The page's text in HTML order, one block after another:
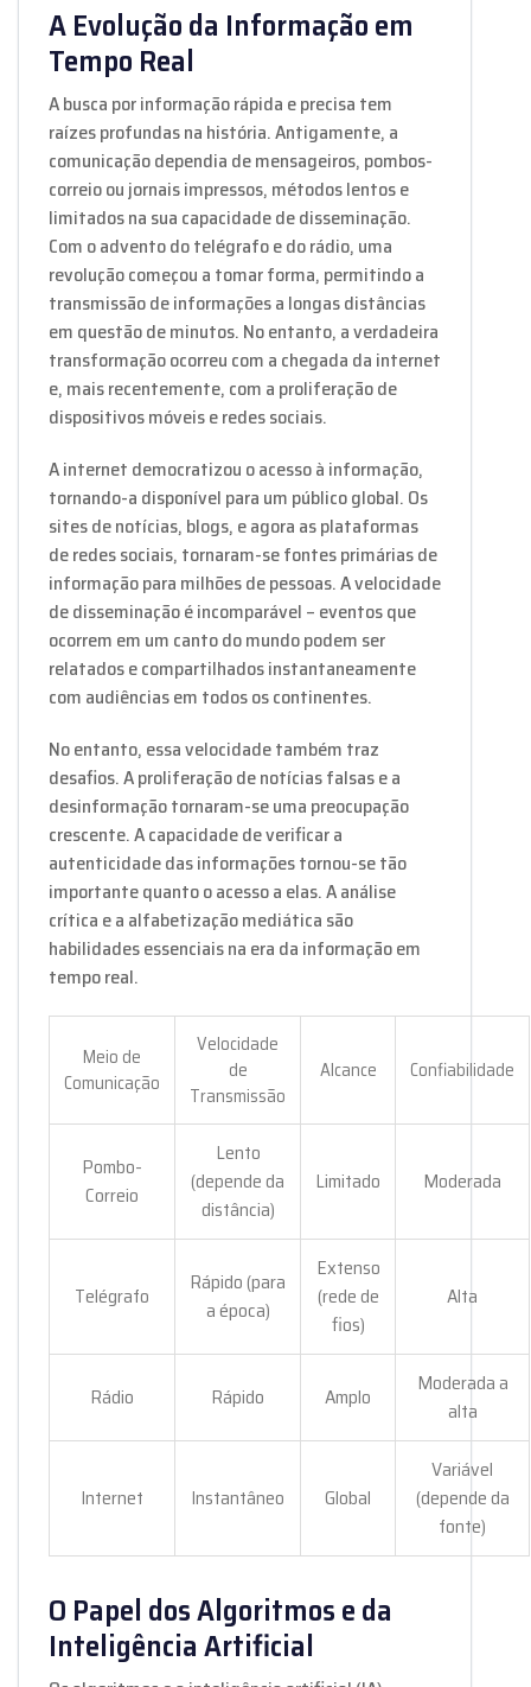
A Evolução da Informação em
Tempo Real
A busca por informação rápida e precisa tem
raízes profundas na história. Antigamente, a
comunicação dependia de mensageiros, pombos-
correio ou jornais impressos, métodos lentos e
limitados na sua capacidade de disseminação.
Com o advento do telégrafo e do rádio, uma
revolução começou a tomar forma, permitindo a
transmissão de informações a longas distâncias
em questão de minutos. No entanto, a verdadeira
transformação ocorreu com a chegada da internet
e, mais recentemente, com a proliferação de
dispositivos móveis e redes sociais.
A internet democratizou o acesso à informação,
tornando-a disponível para um público global. Os
sites de notícias, blogs, e agora as plataformas
de redes sociais, tornaram-se fontes primárias de
informação para milhões de pessoas. A velocidade
de disseminação é incomparável – eventos que
ocorrem em um canto do mundo podem ser
relatados e compartilhados instantaneamente
com audiências em todos os continentes.
No entanto, essa velocidade também traz
desafios. A proliferação de notícias falsas e a
desinformação tornaram-se uma preocupação
crescente. A capacidade de verificar a
autenticidade das informações tornou-se tão
importante quanto o acesso a elas. A análise
crítica e a alfabetização mediática são
habilidades essenciais na era da informação em
tempo real.
Meio de
Comunicação
Velocidade
de
Transmissão
Alcance Confiabilidade
Pombo-
Correio
Lento
(depende da
distância)
Limitado Moderada
Telégrafo
Rápido (para
a época)
Extenso
(rede de
fios)
Alta
Rádio Rápido Amplo
Moderada a
alta
Internet Instantâneo Global
Variável
(depende da
fonte)
O Papel dos Algoritmos e da
Inteligência Artificial